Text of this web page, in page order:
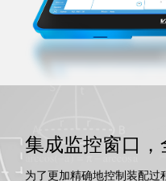
集成监控窗口，
为了更加精确地控制装配过